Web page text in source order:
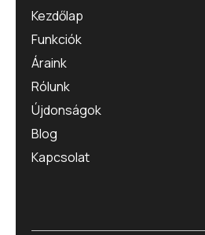
Kezdőlap
Funkciók
Áraink
Rólunk
Újdonságok
Blog
Kapcsolat